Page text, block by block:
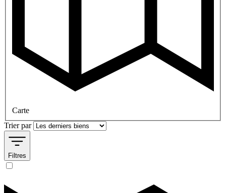
Carte
Trier par
Filtres